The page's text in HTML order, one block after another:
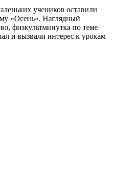
учеников оставили
«Осень». Наглядный
физкультминутка по теме
и вызвали интерес к урокам